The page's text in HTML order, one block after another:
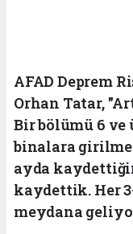
AFAD Deprem
Orhan Tatar,
Bir bölümü 6 ve
binalara
ayda
kaydettik. Her
meydana